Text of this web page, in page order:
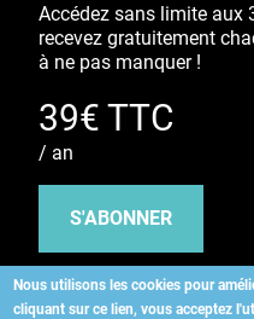
Nous utilisons les cookies pour
cliquant sur ce lien, vous acceptez
Accédez sans limite aux
recevez gratuitement
à ne pas manquer !
39€ TTC
/ an
S'ABONNER